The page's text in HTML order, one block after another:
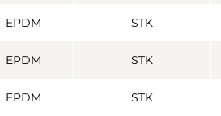
EPDM STK
EPDM STK
EPDM STK